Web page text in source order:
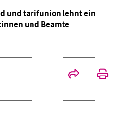
und tarifunion lehnt ein
und Beamte